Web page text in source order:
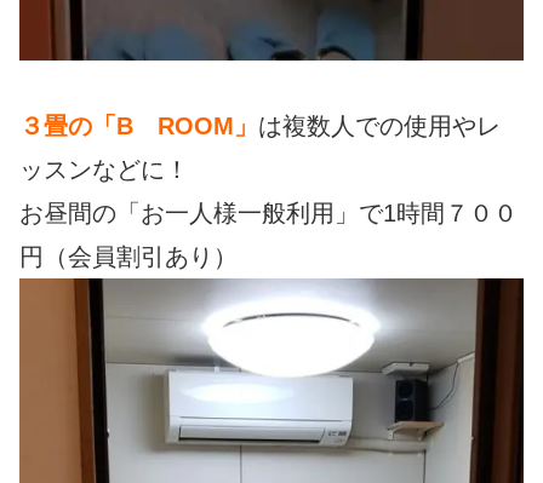
３畳の 「B ROOM」 は複数人での使用やレ
ッスンなどに！
お昼間の「お一人様一般利用」で1時間７００
円（会員割引あり）